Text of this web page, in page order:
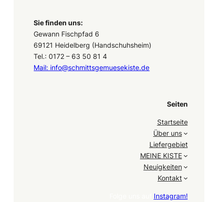
Sie finden uns:
Gewann Fischpfad 6
69121 Heidelberg (Handschuhsheim)
Tel.: 0172 – 63 50 81 4
Mail: info@schmittsgemuesekiste.de
Seiten
Startseite
Über uns
Liefergebiet
MEINE KISTE
Neuigkeiten
Kontakt
Instagram!